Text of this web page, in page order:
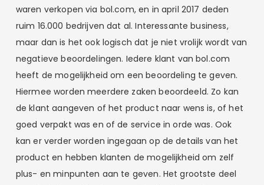
waren verkopen via bol.com, en in april 2017 deden
ruim 16.000 bedrijven dat al. Interessante business,
maar dan is het ook logisch dat je niet vrolijk wordt van
negatieve beoordelingen. Iedere klant van bol.com
heeft de mogelijkheid om een beoordeling te geven.
Hiermee worden meerdere zaken beoordeeld. Zo kan
de klant aangeven of het product naar wens is, of het
goed verpakt was en of de service in orde was. Ook
kan er verder worden ingegaan op de details van het
product en hebben klanten de mogelijkheid om zelf
plus- en minpunten aan te geven. Het grootste deel